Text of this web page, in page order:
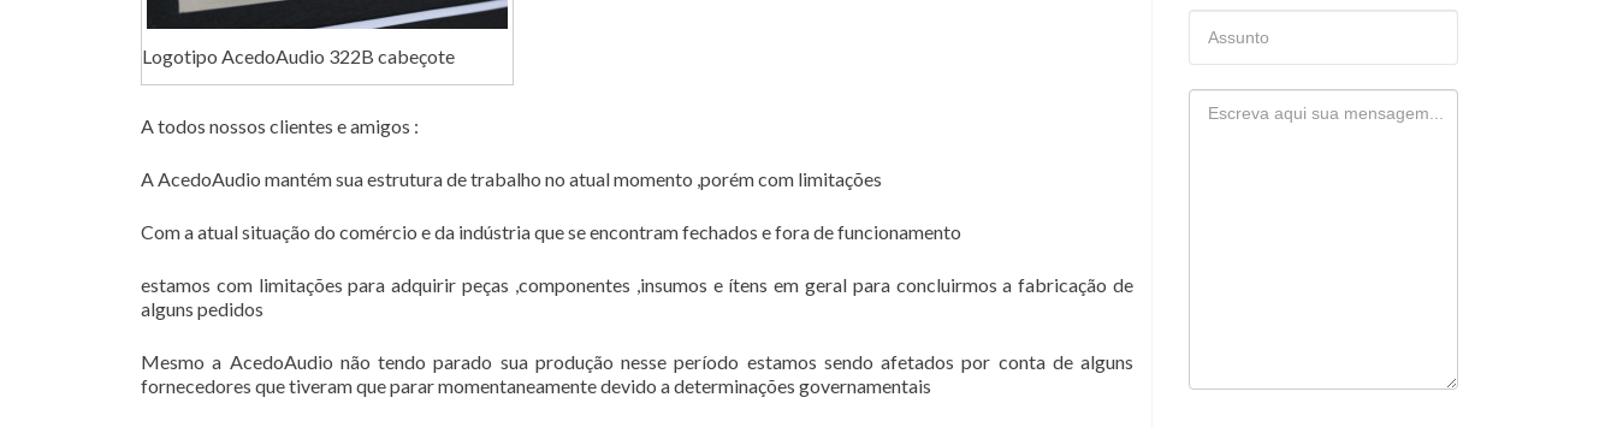
Logotipo AcedoAudio 322B cabeçote
A todos nossos clientes e amigos :
A AcedoAudio mantém sua estrutura de trabalho no atual momento ,porém com limitações
Com a atual situação do comércio e da indústria que se encontram fechados e fora de funcionamento
estamos com limitações para adquirir peças ,componentes ,insumos e ítens em geral para concluirmos a fabricação de
alguns pedidos
Mesmo a AcedoAudio não tendo parado sua produção nesse período estamos sendo afetados por conta de alguns
fornecedores que tiveram que parar momentaneamente devido a determinações governamentais